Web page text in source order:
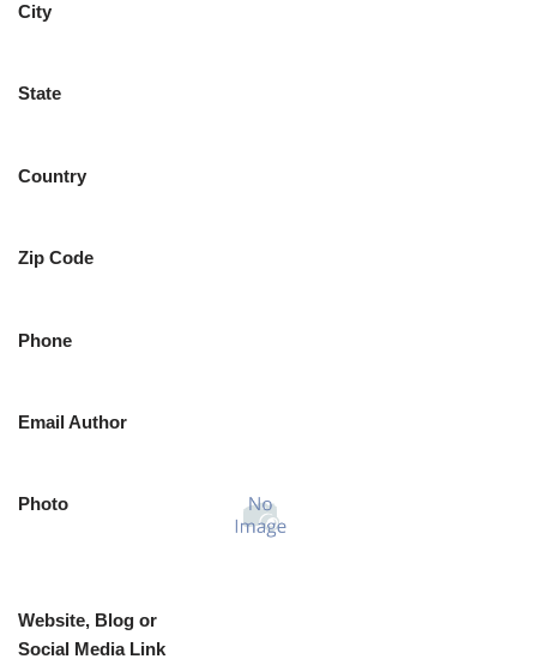
City
State
Country
Zip Code
Phone
Email Author
Photo
Website, Blog or
Social Media Link